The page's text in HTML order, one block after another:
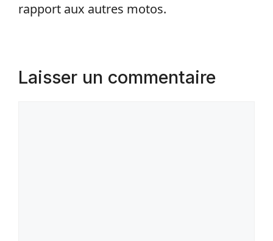
rapport aux autres motos.
Laisser un commentaire